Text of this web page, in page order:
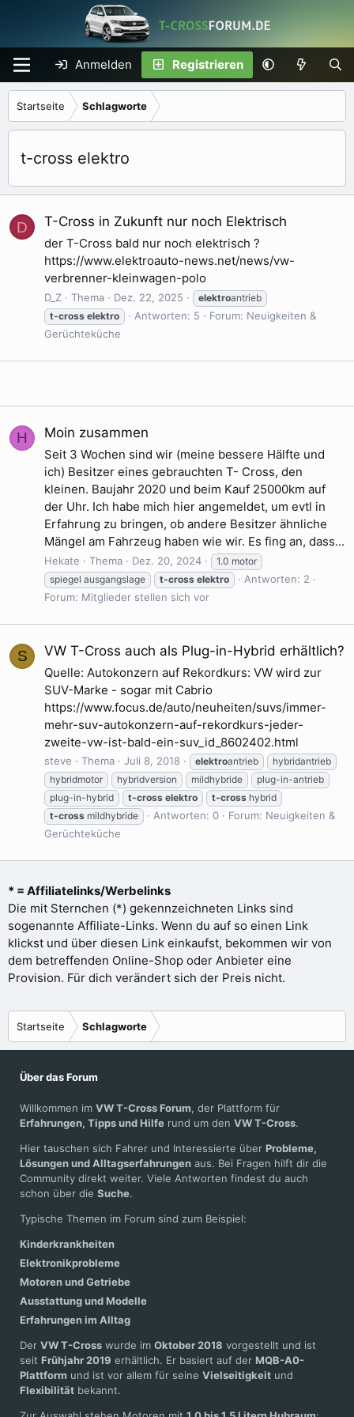
Anmelden Registrieren
Startseite Schlagworte
t-cross elektro
D T-Cross in Zukunft nur noch Elektrisch
der T-Cross bald nur noch elektrisch ?
https://www.elektroauto-news.net/news/vw-
verbrenner-kleinwagen-polo
D_Z Thema Dez. 22, 2025 elektroantrieb
t-cross elektro Antworten: 5 Forum: Neuigkeiten &
Gerüchteküche
H Moin zusammen
Seit 3 Wochen sind wir (meine bessere Hälfte und
ich) Besitzer eines gebrauchten T- Cross, den
kleinen. Baujahr 2020 und beim Kauf 25000km auf
der Uhr. Ich habe mich hier angemeldet, um evtl in
Erfahrung zu bringen, ob andere Besitzer ähnliche
Mängel am Fahrzeug haben wie wir. Es fing an, dass...
Hekate Thema Dez. 20, 2024
1.0 motor
spiegel ausgangslage
t-cross elektro
Antworten: 2
Forum: Mitglieder stellen sich vor
S VW T-Cross auch als Plug-in-Hybrid erhältlich?
Quelle: Autokonzern auf Rekordkurs: VW wird zur
SUV-Marke - sogar mit Cabrio
https://www.focus.de/auto/neuheiten/suvs/immer-
mehr-suv-autokonzern-auf-rekordkurs-jeder-
zweite-vw-ist-bald-ein-suv_id_8602402.html
steve Thema Juli 8, 2018 elektroantrieb
hybridantrieb
hybridmotor
hybridversion mildhybride
plug-in-antrieb
plug-in-hybrid
t-cross elektro t-cross hybrid
t-cross mildhybride Antworten: 0 Forum: Neuigkeiten &
Gerüchteküche
* = Affiliatelinks/Werbelinks
Die mit Sternchen (*) gekennzeichneten Links sind
sogenannte Affiliate-Links. Wenn du auf so einen Link
klickst und über diesen Link einkaufst, bekommen wir von
dem betreffenden Online-Shop oder Anbieter eine
Provision. Für dich verändert sich der Preis nicht.
Startseite Schlagworte
Über das Forum
Willkommen im VW T-Cross Forum, der Plattform für
Erfahrungen, Tipps und Hilfe rund um den VW T-Cross.
Hier tauschen sich Fahrer und Interessierte über Probleme,
Lösungen und Alltagserfahrungen aus. Bei Fragen hilft dir die
Community direkt weiter. Viele Antworten findest du auch
schon über die Suche.
Typische Themen im Forum sind zum Beispiel:
Kinderkrankheiten
Elektronikprobleme
Motoren und Getriebe
Ausstattung und Modelle
Erfahrungen im Alltag
Der VW T-Cross wurde im Oktober 2018 vorgestellt und ist
seit Frühjahr 2019 erhältlich. Er basiert auf der MQB-A0-
Plattform und ist vor allem für seine Vielseitigkeit und
Flexibilität bekannt.